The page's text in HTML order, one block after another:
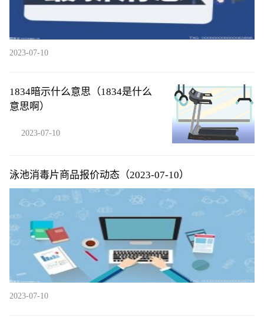
2023-07-10
1834暗示什么意思（1834是什么
意思啊）
2023-07-10
泳池消毒片商品报价动态（2023-07-10）
2023-07-10